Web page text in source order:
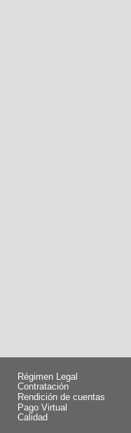
Régimen Legal
Contratación
Rendición de cuentas
Pago Virtual
Calidad